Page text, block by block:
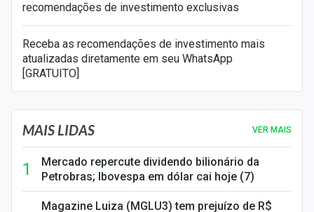
recomendações de investimento exclusivas
Receba as recomendações de investimento mais
atualizadas diretamente em seu WhatsApp
[GRATUITO]
MAIS LIDAS VER MAIS
Mercado repercute dividendo bilionário da
Petrobras; Ibovespa em dólar cai hoje (7)
Magazine Luiza (MGLU3) tem prejuízo de R$